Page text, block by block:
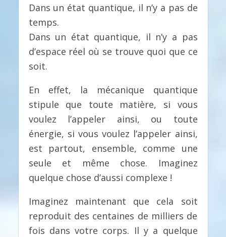
Dans un état quantique, il n’y a pas de
temps.
Dans un état quantique, il n’y a pas
d’espace réel où se trouve quoi que ce
soit.
En effet, la mécanique quantique
stipule que toute matière, si vous
voulez l’appeler ainsi, ou toute
énergie, si vous voulez l’appeler ainsi,
est partout, ensemble, comme une
seule et même chose. Imaginez
quelque chose d’aussi complexe !
Imaginez maintenant que cela soit
reproduit des centaines de milliers de
fois dans votre corps. Il y a quelque